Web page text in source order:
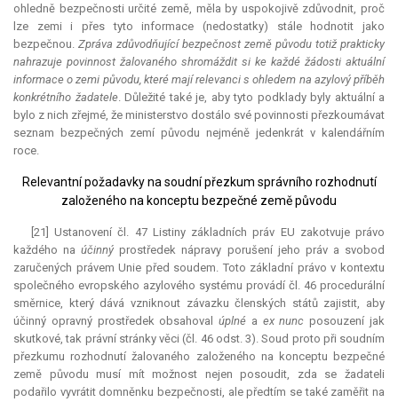
ohledně bezpečnosti určité země, měla by uspokojivě zdůvodnit, proč
lze zemi i přes tyto informace (nedostatky) stále hodnotit jako
bezpečnou. Zpráva zdůvodňující bezpečnost země původu totiž prakticky
nahrazuje povinnost žalovaného shromáždit si ke každé žádosti aktuální
informace o zemi původu, které mají relevanci s ohledem na azylový příběh
konkrétního žadatele. Důležité také je, aby tyto podklady byly aktuální a
bylo z nich zřejmé, že ministerstvo dostálo své povinnosti přezkoumávat
seznam bezpečných zemí původu nejméně jedenkrát v kalendářním
roce.
Relevantní požadavky na soudní přezkum správního rozhodnutí
založeného na konceptu bezpečné země původu
[21] Ustanovení čl. 47 Listiny základních práv EU zakotvuje právo
každého naúčinnýprostředek nápravy porušení jeho práv a svobod
zaručených právem Unie před soudem. Toto základní právo v kontextu
společného evropského azylového systému provádí čl. 46 procedurální
směrnice, který dává vzniknout závazku členských států zajistit, aby
účinný opravný prostředek obsahovalúplné a ex nunc posouzení jak
skutkové, tak právní stránky věci (čl. 46 odst. 3). Soud proto při soudním
přezkumu rozhodnutí žalovaného založeného na konceptu bezpečné
země původu musí mít možnost nejen posoudit, zda se žadateli
podařilo vyvrátit domněnku bezpečnosti, ale předtím se také zaměřit na